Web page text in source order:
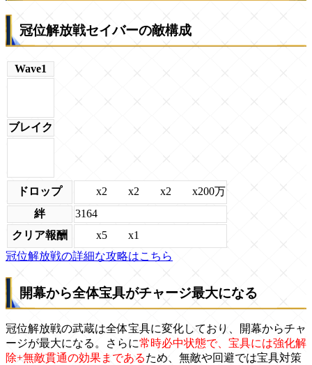
冠位解放戦セイバーの敵構成
Wave1
ブレイク
ドロップ x2 x2 x2
x200万
絆
3164
クリア報酬
x5
x1
冠位解放戦の詳細な攻略はこちら
開幕から全体宝具がチャージ最大になる
冠位解放戦の武蔵は全体宝具に変化しており、開幕からチャ
ージが最大になる。さらに常時必中状態で、宝具には強化解
除+無敵貫通の効果まであるため、無敵や回避では宝具対策